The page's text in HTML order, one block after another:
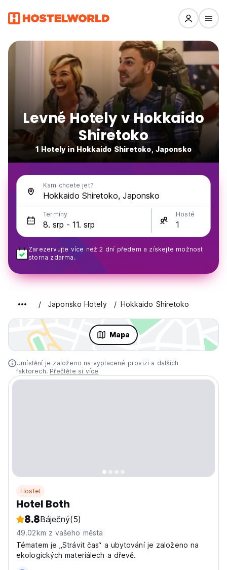
Levné Hotely v Hokkaido
Shiretoko
1 Hotely in Hokkaido Shiretoko, Japonsko
Kam chcete jet?
Termíny Hosté
Zarezervujte více než 2 dní předem a získejte možnost
storna zdarma.
Japonsko Hotely Hokkaido Shiretoko
Mapa
Umístění je založeno na vyplacené provizi a dalších
faktorech. Přečtěte si více
Hostel
Hotel Both
8.8Báječný(5)
49.02km z vašeho města
Tématem je „Strávit čas“ a ubytování je založeno na
ekologických materiálech a dřevě.